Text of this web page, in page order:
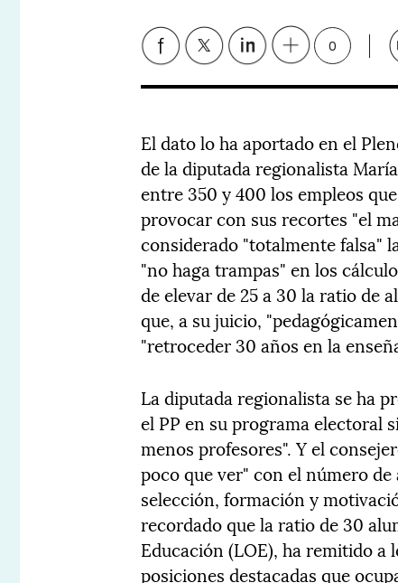
0
El dato lo ha aportado en el
de la diputada regionalista
entre 350 y 400 los empleos
provocar con sus recortes "el
considerado "totalmente falsa"
"no haga trampas" en los
de elevar de 25 a 30 la ratio de
que, a su juicio,
"retroceder 30 años en la
La diputada regionalista se ha
el PP en su programa electoral
menos profesores". Y el
poco que ver" con el número
selección, formación y
recordado que la ratio de 30
Educación (LOE), ha remitido a
posiciones destacadas que